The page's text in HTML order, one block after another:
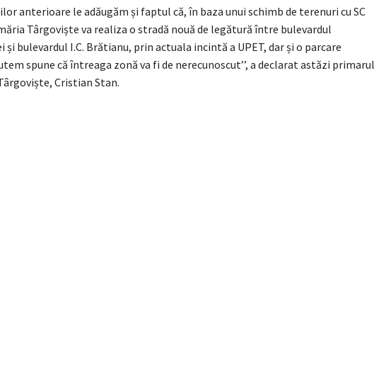
anterioare le adăugăm și faptul că, în baza unui schimb de terenuri cu SC
Târgoviște va realiza o stradă nouă de legătură între bulevardul
și bulevardul I.C. Brătianu, prin actuala incintă a UPET, dar și o parcare
spune că întreaga zonă va fi de nerecunoscut’’, a declarat astăzi primarul
Cristian Stan.